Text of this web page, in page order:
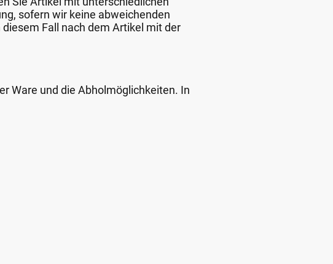
sofern wir keine abweichenden
Fall nach dem Artikel mit der
Ware und die Abholmöglichkeiten. In